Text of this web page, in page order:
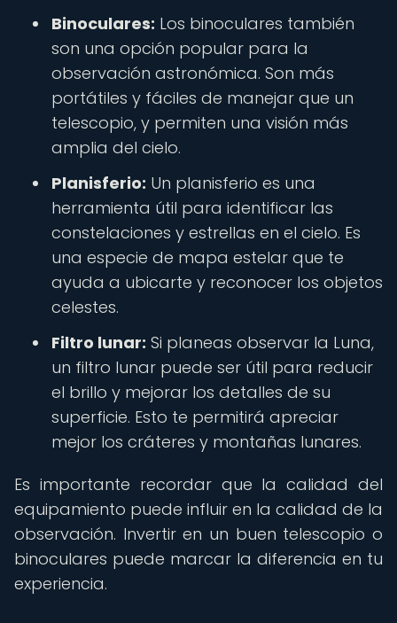
Binoculares: Los binoculares también
son una opción popular para la
observación astronómica. Son más
portátiles y fáciles de manejar que un
telescopio, y permiten una visión más
amplia del cielo.
Planisferio: Un planisferio es una
herramienta útil para identificar las
constelaciones y estrellas en el cielo. Es
una especie de mapa estelar que te
ayuda a ubicarte y reconocer los objetos
celestes.
Filtro lunar: Si planeas observar la Luna,
un filtro lunar puede ser útil para reducir
el brillo y mejorar los detalles de su
superficie. Esto te permitirá apreciar
mejor los cráteres y montañas lunares.
Es importante recordar que la calidad del
equipamiento puede influir en la calidad de la
observación. Invertir en un buen telescopio o
binoculares puede marcar la diferencia en tu
experiencia.